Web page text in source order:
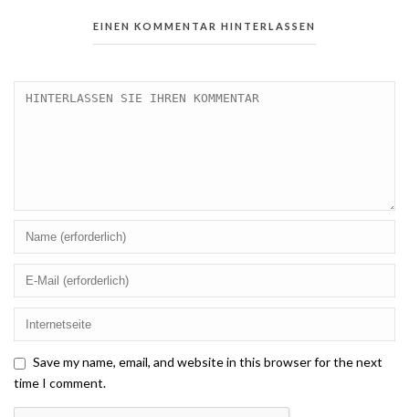
EINEN KOMMENTAR HINTERLASSEN
Save my name, email, and website in this browser for the next
time I comment.